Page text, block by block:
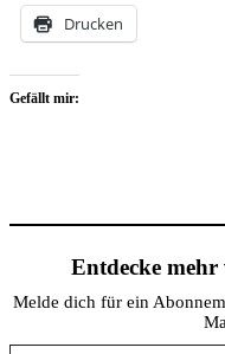
Drucken
Gefällt mir:
Entdecke
Melde dich für ein
Gib deine E-Mail-Adresse ein ...